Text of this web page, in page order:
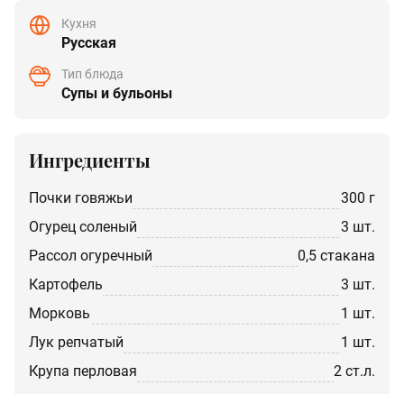
Кухня
Русская
Тип блюда
Супы и бульоны
Ингредиенты
почки говяжьи
300 г
огурец соленый
3 шт.
рассол огуречный
0,5 стакана
картофель
3 шт.
морковь
1 шт.
лук репчатый
1 шт.
крупа перловая
2 ст.л.